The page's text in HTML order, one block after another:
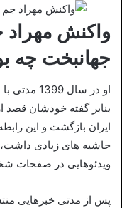
واکنش مهراد
جهانبخت چه
او در سال
بنابر گفته خودشان قصد
ایران بازگشت و این
حاشیه های زیادی داشت،
ویدئوهایی در صفحات
پس از مدتی خبرهایی